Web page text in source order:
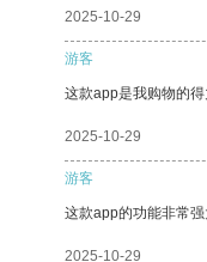
2025-10-29
游客
这款app是我购物的
2025-10-29
游客
这款app的功能非常
2025-10-29